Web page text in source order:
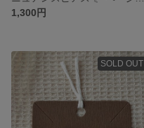
1,300円
SOLD OUT